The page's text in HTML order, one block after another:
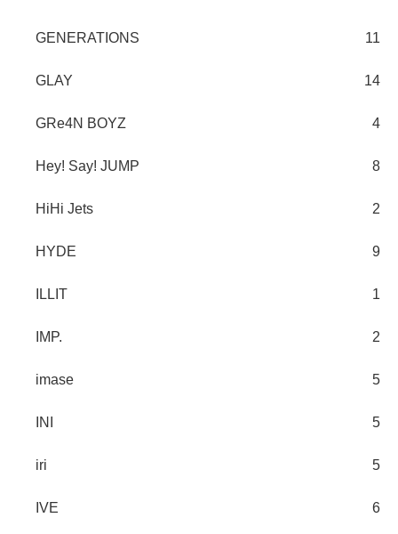
GENERATIONS 11
GLAY 14
GRe4N BOYZ 4
Hey! Say! JUMP 8
HiHi Jets 2
HYDE 9
ILLIT 1
IMP. 2
imase 5
INI 5
iri 5
IVE 6